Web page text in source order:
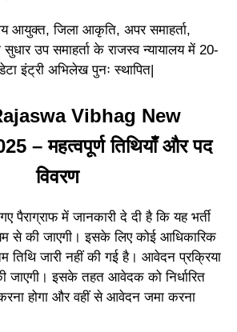
आयुक्त, जिला आकृति, अपर समाहर्ता,
सुधार उप समाहर्ता के राजस्व न्यायालय में 20-
इंट्री अभिलेख पुनः स्थापित|
Vibhag New
– महत्वपूर्ण तिथियाँ और पद
विवरण
पैराग्राफ में जानकारी दे दी है कि यह भर्ती
से की जाएगी। इसके लिए कोई आधिकारिक
जारी नहीं की गई है। आवेदन प्रक्रिया
जाएगी। इसके तहत आवेदक को निर्धारित
होगा और वहीं से आवेदन जमा करना